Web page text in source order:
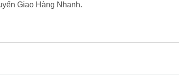
Giao Hàng Nhanh.